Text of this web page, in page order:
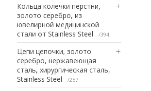
Кольца колечки перстни,
золото серебро, из
ювелирной медицинской
стали от Stainless Steel
394
Цепи цепочки, золото
серебро, нержавеющая
сталь, хирургическая сталь,
Stainless Steel
257